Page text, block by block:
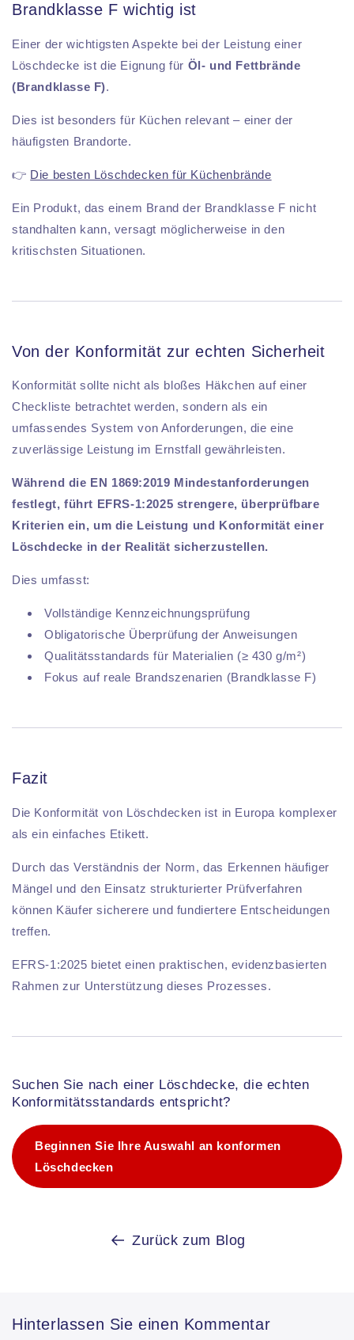
Brandklasse F wichtig ist
Einer der wichtigsten Aspekte bei der Leistung einer
Löschdecke ist die Eignung für Öl- und Fettbrände
(Brandklasse F).
Dies ist besonders für Küchen relevant – einer der
häufigsten Brandorte.
👉 Die besten Löschdecken für Küchenbrände
Ein Produkt, das einem Brand der Brandklasse F nicht
standhalten kann, versagt möglicherweise in den
kritischsten Situationen.
Von der Konformität zur echten Sicherheit
Konformität sollte nicht als bloßes Häkchen auf einer
Checkliste betrachtet werden, sondern als ein
umfassendes System von Anforderungen, die eine
zuverlässige Leistung im Ernstfall gewährleisten.
Während die EN 1869:2019 Mindestanforderungen
festlegt, führt EFRS-1:2025 strengere, überprüfbare
Kriterien ein, um die Leistung und Konformität einer
Löschdecke in der Realität sicherzustellen.
Dies umfasst:
Vollständige Kennzeichnungsprüfung
Obligatorische Überprüfung der Anweisungen
Qualitätsstandards für Materialien (≥ 430 g/m²)
Fokus auf reale Brandszenarien (Brandklasse F)
Fazit
Die Konformität von Löschdecken ist in Europa komplexer
als ein einfaches Etikett.
Durch das Verständnis der Norm, das Erkennen häufiger
Mängel und den Einsatz strukturierter Prüfverfahren
können Käufer sicherere und fundiertere Entscheidungen
treffen.
EFRS-1:2025 bietet einen praktischen, evidenzbasierten
Rahmen zur Unterstützung dieses Prozesses.
Suchen Sie nach einer Löschdecke, die echten
Konformitätsstandards entspricht?
Beginnen Sie Ihre Auswahl an konformen
Löschdecken
Zurück zum Blog
Hinterlassen Sie einen Kommentar